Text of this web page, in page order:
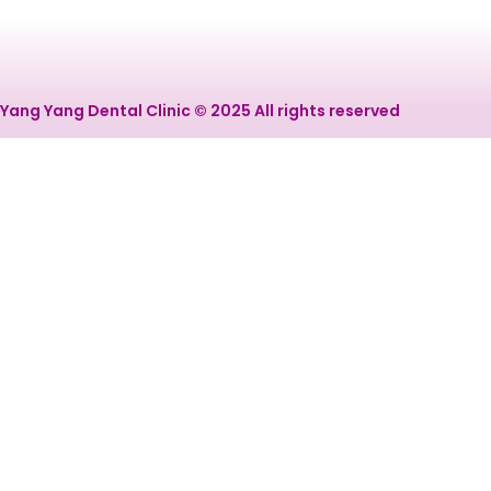
Yang Yang Dental Clinic © 2025 All rights reserved